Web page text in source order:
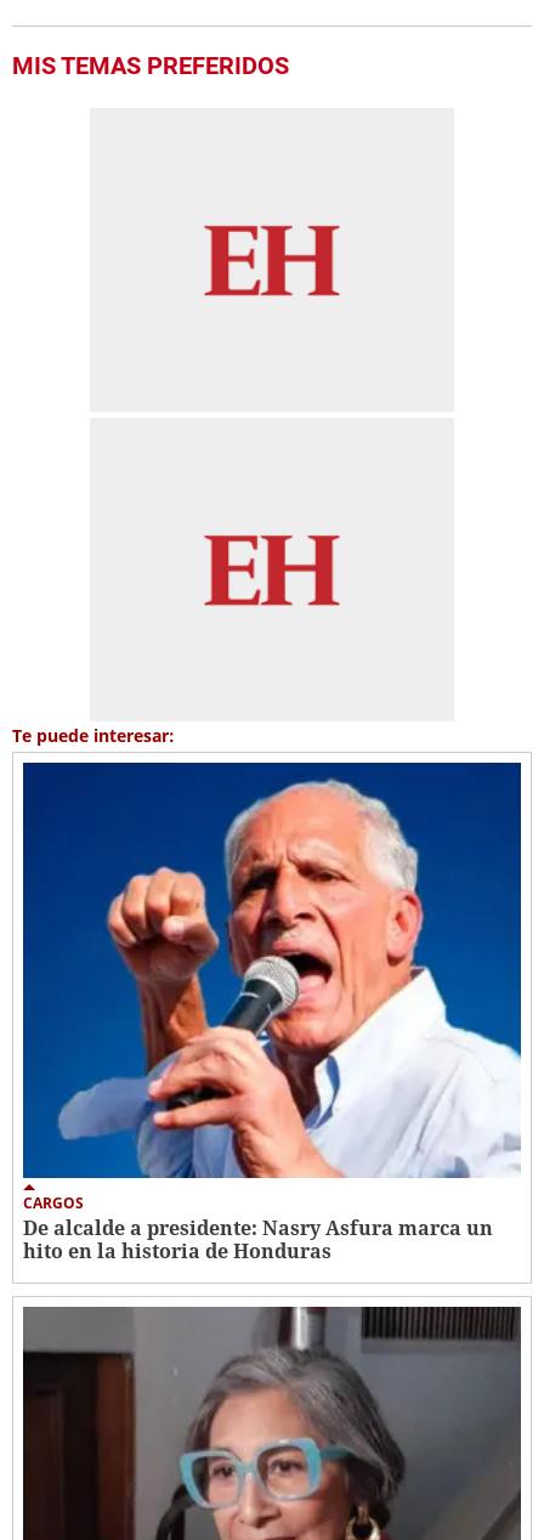
MIS TEMAS PREFERIDOS
Te puede interesar:
CARGOS
De alcalde a presidente: Nasry Asfura marca un
hito en la historia de Honduras